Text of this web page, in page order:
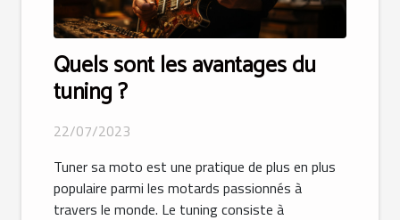
Quels sont les avantages du
tuning ?
22/07/2023
Tuner sa moto est une pratique de plus en plus
populaire parmi les motards passionnés à
travers le monde. Le tuning consiste à